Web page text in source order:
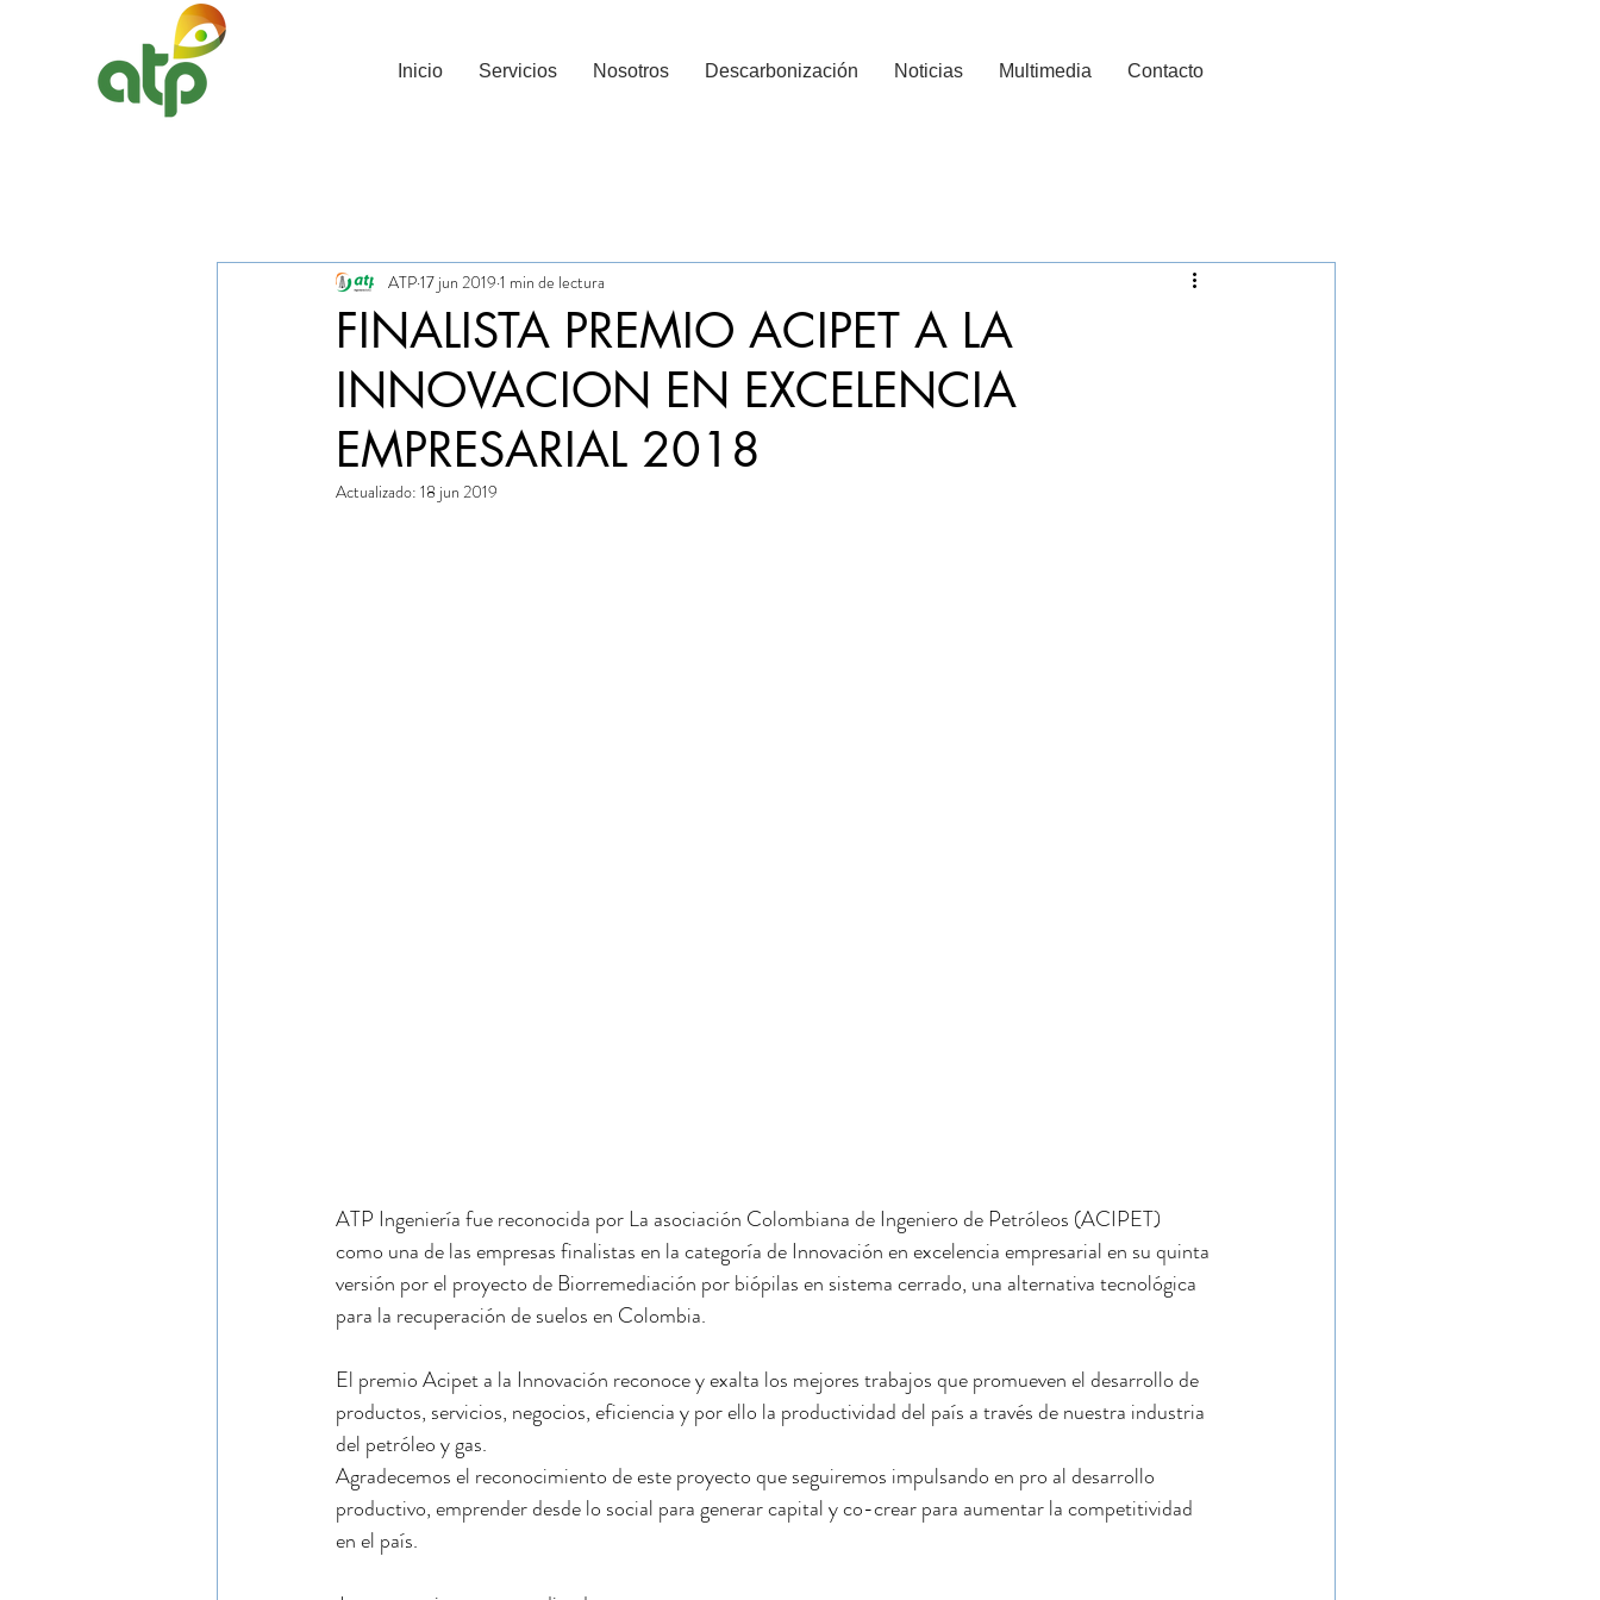
Inicio Servicios Nosotros Descarbonización Noticias Multimedia Contacto
FINALISTA PREMIO ACIPET A LA
INNOVACION EN EXCELENCIA
EMPRESARIAL 2018
ATP17 jun 2019 1 min de lectura
Actualizado: 18 jun 2019
ATP Ingeniería fue reconocida por La asociación Colombiana de Ingeniero de Petróleos (ACIPET)
como una de las empresas finalistas en la categoría de Innovación en excelencia empresarial en su quinta
versión por el proyecto de Biorremediación por biópilas en sistema cerrado, una alternativa tecnológica
para la recuperación de suelos en Colombia.
El premio Acipet a la Innovación reconoce y exalta los mejores trabajos que promueven el desarrollo de
productos, servicios, negocios, eficiencia y por ello la productividad del país a través de nuestra industria
del petróleo y gas.
Agradecemos el reconocimiento de este proyecto que seguiremos impulsando en pro al desarrollo
productivo, emprender desde lo social para generar capital y co-crear para aumentar la competitividad
en el país.